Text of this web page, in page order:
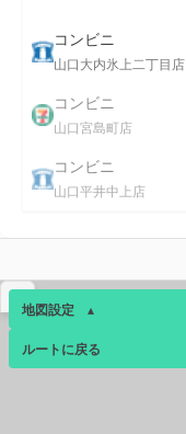
コンビニ
山口大内氷上二丁目店
コンビニ
山口宮島町店
コンビニ
山口平井中上店
地図設定 ▴
ベース ▴
ルートに戻る